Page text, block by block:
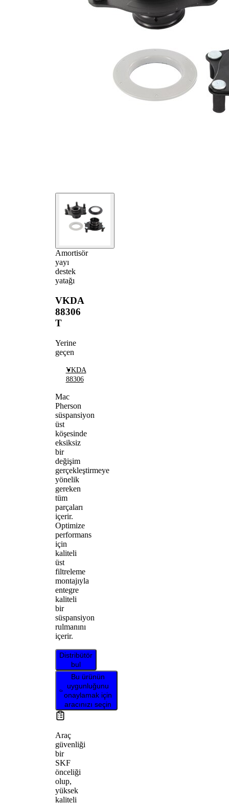
Amortisör
yayı
destek
yatağı
VKDA
88306
T
Yerine
geçen
VKDA
88306
Mac
Pherson
süspansiyon
üst
köşesinde
eksiksiz
bir
değişim
gerçekleştirmeye
yönelik
gereken
tüm
parçaları
içerir.
Optimize
performans
için
kaliteli
üst
filtreleme
montajıyla
entegre
kaliteli
bir
süspansiyon
rulmanını
içerir.
Distribütör
bul
Bu ürünün
uygunluğunu
onaylamak için
aracınızı seçin
Araç
güvenliği
bir
SKF
önceliği
olup,
yüksek
kaliteli